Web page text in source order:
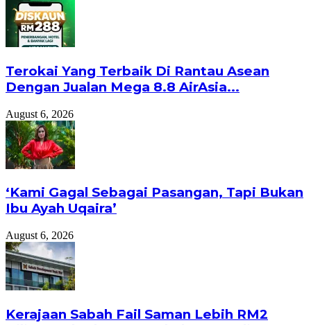
Terokai Yang Terbaik Di Rantau Asean
Dengan Jualan Mega 8.8 AirAsia...
August 6, 2026
‘Kami Gagal Sebagai Pasangan, Tapi Bukan
Ibu Ayah Uqaira’
August 6, 2026
Kerajaan Sabah Fail Saman Lebih RM2